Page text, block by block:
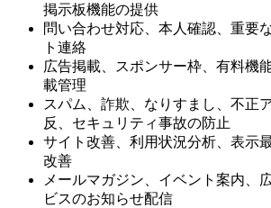
掲示板機能の提供
問い合わせ対応、本人確認、重要
ト連絡
広告掲載、スポンサー枠、有料機
載管理
スパム、詐欺、なりすまし、不正
反、セキュリティ事故の防止
サイト改善、利用状況分析、表示
改善
メールマガジン、イベント案内、
ビスのお知らせ配信